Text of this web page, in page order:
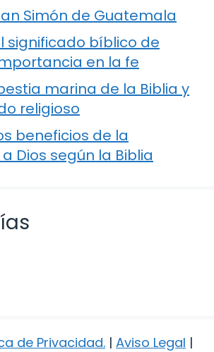
Simón de Guatemala
significado bíblico de
en la fe
marina de la Biblia y
religioso
beneficios de la
Dios según la Biblia
de Privacidad. | Aviso Legal |